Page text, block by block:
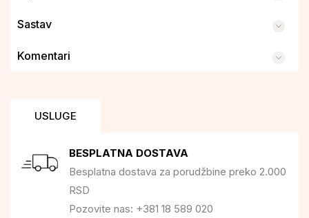
Sastav
Komentari
USLUGE
BESPLATNA DOSTAVA
Besplatna dostava za porudžbine preko 2.000
RSD
Pozovite nas: +381 18 589 020